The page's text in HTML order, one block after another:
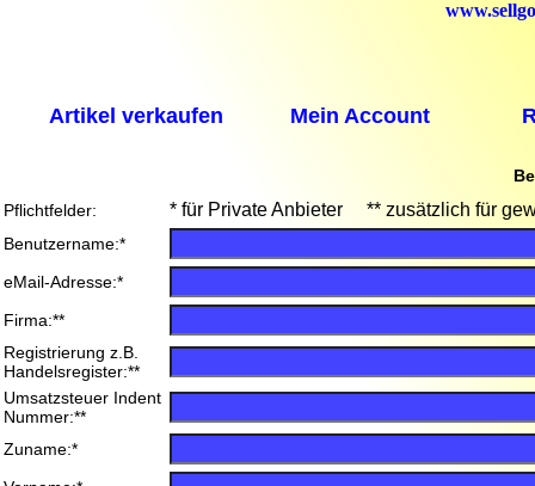
Artikel verkaufen Mein Account
Pflichtfelder:
* für Private Anbieter ** zusätzlich für
Benutzername:*
eMail-Adresse:*
Firma:**
Registrierung z.B.
Handelsregister:**
Umsatzsteuer Indent
Nummer:**
Zuname:*